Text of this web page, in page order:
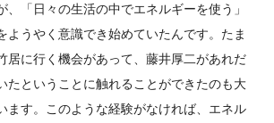
、「日々の生活の中でエネルギーを使う」
ようやく意識でき始めていたんです。たま
居に行く機会があって、藤井厚二があれだ
たということに触れることができたのも大
ます。このような経験がなければ、エネル